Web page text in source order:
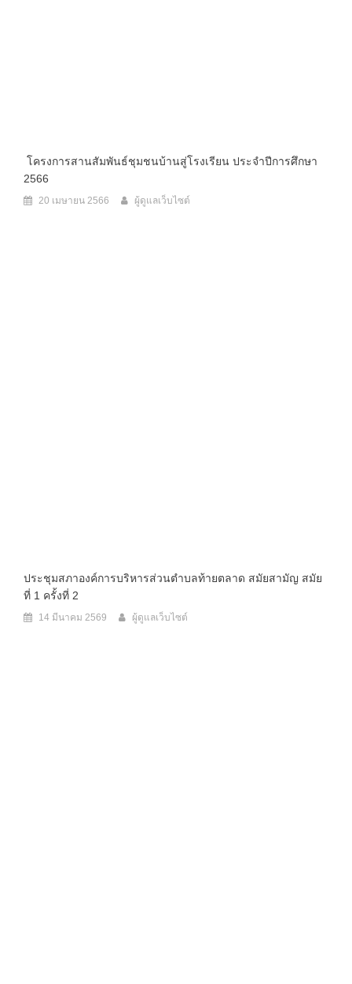
โครงการสานสัมพันธ์ชุมชนบ้านสู่โรงเรียน ประจำปีการศึกษา
2566
20 เมษายน 2566 ผู้ดูแลเว็บไซต์
ประชุมสภาองค์การบริหารส่วนตำบลท้ายตลาด สมัยสามัญ สมัย
ที่ 1 ครั้งที่ 2
14 มีนาคม 2569 ผู้ดูแลเว็บไซต์